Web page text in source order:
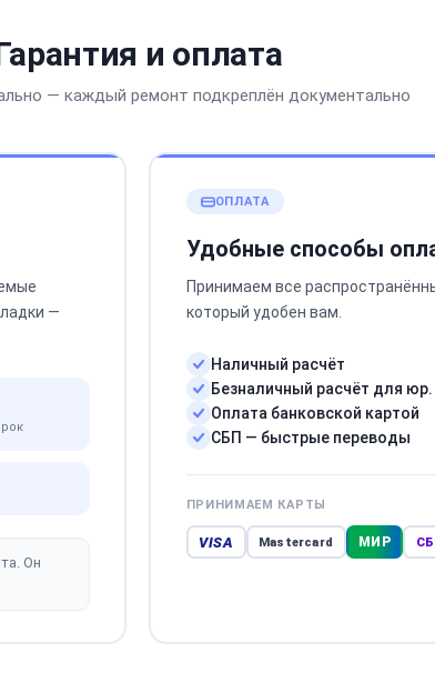
и оплата
— каждый ремонт подкреплён документально
—
Он
ОПЛАТА
Удобные способы
Принимаем все
который удобен вам.
Наличный расчёт
Безналичный расчёт для
Оплата банковской картой
СБП — быстрые переводы
ПРИНИМАЕМ КАРТЫ
VISA Mastercard МИР